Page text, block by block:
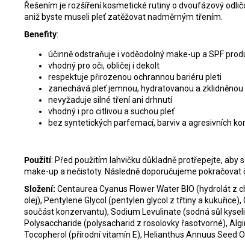
Řešením je rozšíření kosmetické rutiny o dvoufázový
aniž byste museli pleť zatěžovat nadměrným třením.
Benefity:
účinně odstraňuje i voděodolný make-up a SPF
vhodný pro oči, obličej i dekolt
respektuje přirozenou ochrannou bariéru pleti
zanechává pleť jemnou, hydratovanou a zklidněnou
nevyžaduje silné tření ani drhnutí
vhodný i pro citlivou a suchou pleť
bez syntetických parfemací, barviv a agresivních
Použití: Před použitím lahvičku důkladně protřepejte, aby
make-up a nečistoty. Následně doporučujeme
Složení: Centaurea Cyanus Flower Water BIO (hydrolát z
olej), Pentylene Glycol (pentylen glycol z třtiny a
součást konzervantu), Sodium Levulinate (sodná sůl
Polysaccharide (polysacharid z rosolovky řasotvorné),
Tocopherol (přírodní vitamín E), Helianthus Annuus Seed